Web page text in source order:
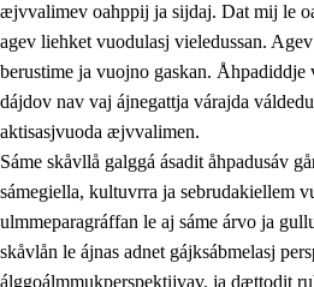
1.5 Vieledus luonnduj ja
1.6 Demokratijja ja oassálasstem
æjvvalimev oahppij ja sijdaj. Dat mij le
agev liehket vuodulasj vieledussan.
berustime ja vuojno gaskan. Åhpadiddje
dájdov nav vaj ájnegattja várajda
aktisasjvuoda æjvvalimen.
Sáme skåvllå galggá ásadit åhpadusáv
sámegiella, kultuvrra ja sebrudakiellem
ulmmeparagráffan le aj sáme árvo ja
skåvlån le ájnas adnet gájksábmelasj
álggoálmmukperspektijvav, ja dættodit